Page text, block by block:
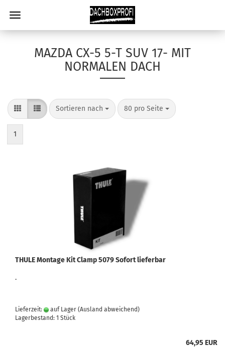
MAZDA CX-5 5-T SUV 17- MIT
NORMALEN DACH
Sortieren nach 80 pro Seite
1
THULE Montage Kit Clamp 5079 Sofort lieferbar
.
Lieferzeit: auf Lager (Ausland abweichend)
Lagerbestand: 1 Stück
64,95 EUR